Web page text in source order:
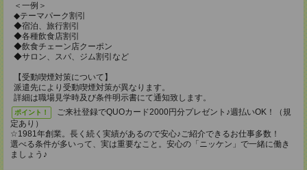
＜一例＞
◆テーマパーク割引
◆宿泊、旅行割引
◆各種飲食店割引
◆飲食チェーン店クーポン
◆サロン、スパ、ジム割引など
【受動喫煙対策について】
派遣先により受動喫煙対策が異なります。
詳細は職場見学時及び条件明示書にて通知致します。
ポイント！
ご来社登録でQUOカード2000円分プレゼント♪週払いOK！（規
定あり）
☆1981年創業。長く続く実績があるので安心♪ご紹介できるお仕事多数！
選べる条件が多いって、実は重要なこと。安心の「ニッケン」で一緒に働き
ましょう♪